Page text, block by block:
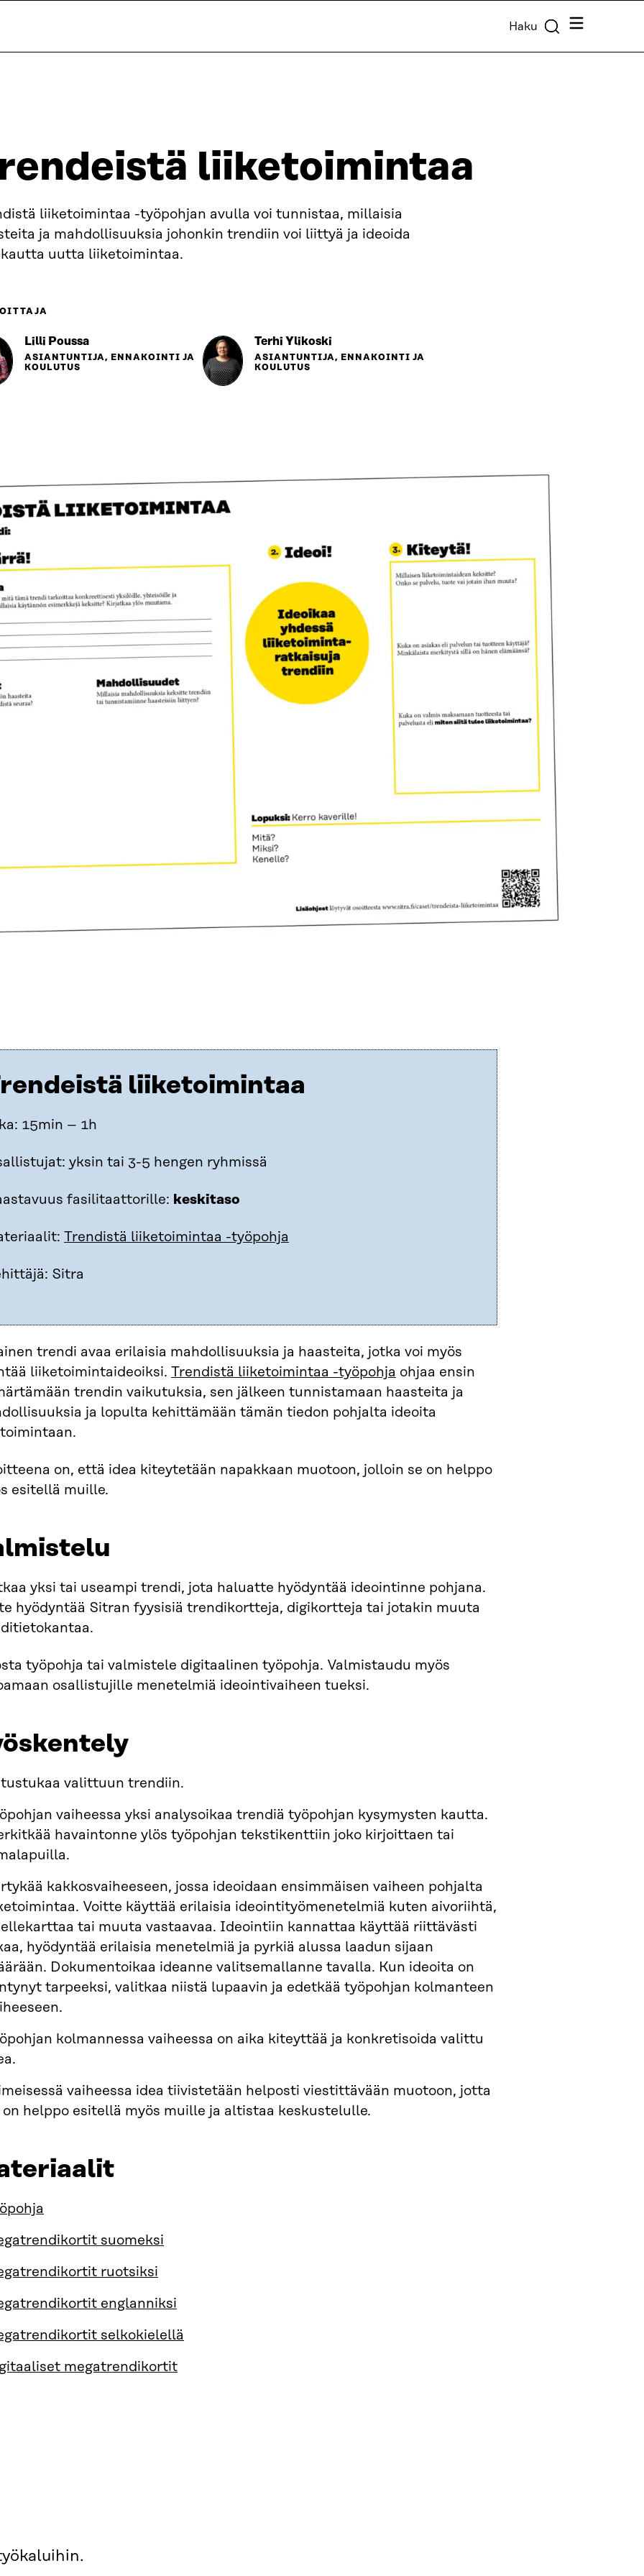
Haku Valikko
liiketoimintaa
liiketoimintaa -työpohjan avulla voi tunnistaa, millaisia
ja mahdollisuuksia johonkin trendiin voi liittyä ja ideoida
uutta liiketoimintaa.
Lilli Poussa
ASIANTUNTIJA, ENNAKOINTI JA
KOULUTUS
Terhi Ylikoski
ASIANTUNTIJA, ENNAKOINTI JA
KOULUTUS
liiketoimintaa
15min – 1h
yksin tai 3-5 hengen ryhmissä
fasilitaattorille: keskitaso
Trendistä liiketoimintaa -työpohja
Sitra
trendi avaa erilaisia mahdollisuuksia ja haasteita, jotka voi myös
liiketoimintaideoiksi. Trendistä liiketoimintaa -työpohja ohjaa ensin
trendin vaikutuksia, sen jälkeen tunnistamaan haasteita ja
ja lopulta kehittämään tämän tiedon pohjalta ideoita
on, että idea kiteytetään napakkaan muotoon, jolloin se on helppo
esitellä muille.
yksi tai useampi trendi, jota haluatte hyödyntää ideointinne pohjana.
hyödyntää Sitran fyysisiä trendikortteja, digikortteja tai jotakin muuta
työpohja tai valmistele digitaalinen työpohja. Valmistaudu myös
osallistujille menetelmiä ideointivaiheen tueksi.
valittuun trendiin.
vaiheessa yksi analysoikaa trendiä työpohjan kysymysten kautta.
havaintonne ylös työpohjan tekstikenttiin joko kirjoittaen tai
kakkosvaiheeseen, jossa ideoidaan ensimmäisen vaiheen pohjalta
Voitte käyttää erilaisia ideointityömenetelmiä kuten aivoriihtä,
tai muuta vastaavaa. Ideointiin kannattaa käyttää riittävästi
hyödyntää erilaisia menetelmiä ja pyrkiä alussa laadun sijaan
Dokumentoikaa ideanne valitsemallanne tavalla. Kun ideoita on
tarpeeksi, valitkaa niistä lupaavin ja edetkää työpohjan kolmanteen
kolmannessa vaiheessa on aika kiteyttää ja konkretisoida valittu
vaiheessa idea tiivistetään helposti viestittävään muotoon, jotta
on helppo esitellä myös muille ja altistaa keskustelulle.
suomeksi
ruotsiksi
englanniksi
selkokielellä
megatrendikortit